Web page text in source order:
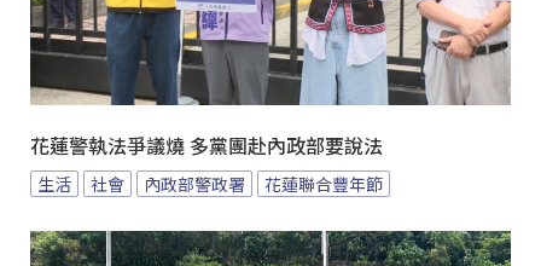
花蓮警執法爭議燒 多黨團赴內政部要說法
生活 社會 內政部警政署 花蓮聯合豐年節